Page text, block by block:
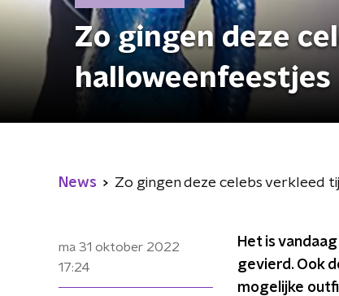
Zo gingen deze
halloweenfeestjes
News Zo gingen deze celebs verkleed
ma 31 oktober 2022
17:24
Het is
gevierd. Ook
mogelijke